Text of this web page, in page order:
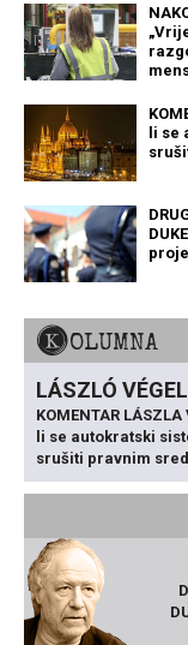
li se
KOLUMNA
LÁSZLÓ VÉGEL
KOMENTAR LÁSZLA
li se autokratski
srušiti pravnim